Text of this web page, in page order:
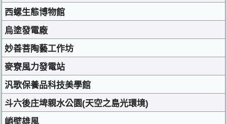
西螺生態博物館
烏塗發電廠
妙善菩陶藝工作坊
麥寮風力發電站
汎歌保養品科技美學館
斗六後庄埤親水公園(天空之島光環境)
峭壁雄風